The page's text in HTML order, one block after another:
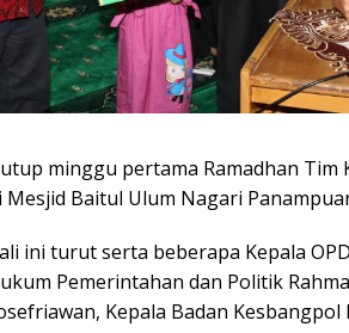
minggu pertama Ramadhan Tim
Baitul Ulum Nagari
ini turut serta beberapa Kepala
Pemerintahan dan Politik
Kepala Badan Kesbangpol